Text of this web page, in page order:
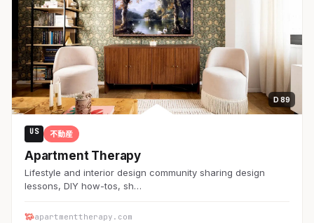
D 89
US 不動産
Apartment Therapy
Lifestyle and interior design community sharing design
lessons, DIY how-tos, sh…
apartmenttherapy.com